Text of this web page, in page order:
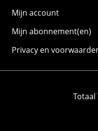
Mijn account
Mijn abonnement(en)
Privacy en
Totaal